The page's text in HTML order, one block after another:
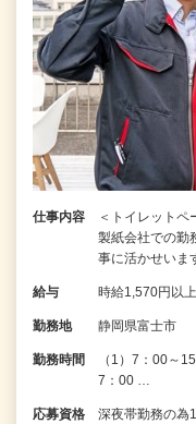
仕事内容
＜トイレットペ
製紙会社での勤
事に活かせい
給与 時給1,570円以上
勤務地 静岡県富士市
勤務時間
（1）7：00～
7：00 …
応募資格
深夜帯勤務の為